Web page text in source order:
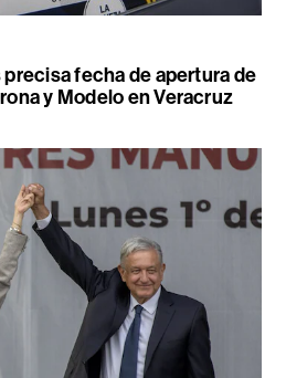
fecha de apertura de
y Modelo en Veracruz